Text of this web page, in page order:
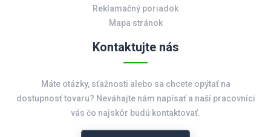
Reklamačný poriadok
Mapa stránok
Kontaktujte nás
Máte otázky, sťažnosti alebo sa chcete opýtať na
dostupnosť tovaru? Neváhajte nám napísať a naší pracovníci
vás čo najskôr budú kontaktovať.